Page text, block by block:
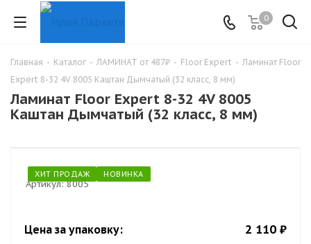
0
Главная - Каталог - ЛАМИНАТ от 487₽ - Floor Expert - Ламинат Floor
Expert 8-32 4V 8005 Каштан Дымчатый (32 класс, 8 мм)
Ламинат Floor Expert 8-32 4V 8005
Каштан Дымчатый (32 класс, 8 мм)
ХИТ ПРОДАЖ НОВИНКА
Артикул: 8005
Цена за упаковку: 2 110 ₽